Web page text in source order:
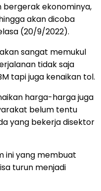
bergerak ekonominya,
akan dicoba
(20/9/2022).
sangat memukul
tidak saja
tapi juga kenaikan tol.
harga-harga juga
belum tentu
yang bekerja disektor
ini yang membuat
turun menjadi